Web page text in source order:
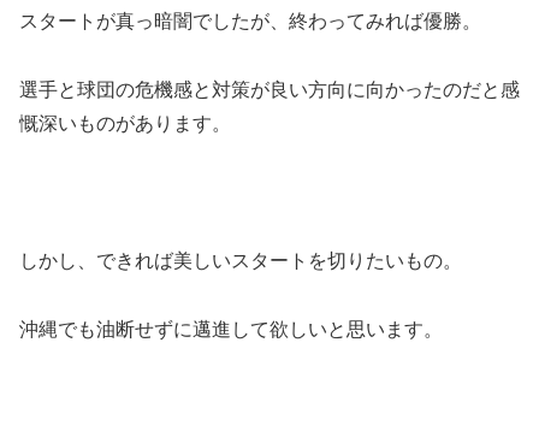
スタートが真っ暗闇でしたが、終わってみれば優勝。
選手と球団の危機感と対策が良い方向に向かったのだと感
慨深いものがあります。
しかし、できれば美しいスタートを切りたいもの。
沖縄でも油断せずに邁進して欲しいと思います。